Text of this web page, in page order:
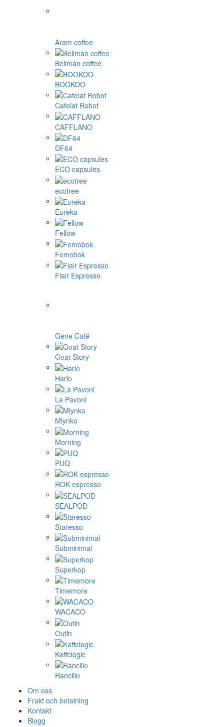
Aram coffee
Bellman coffee
BOOKOO
Cafelat Robot
CAFFLANO
DF64
ECO capsules
ecotree
Eureka
Fellow
Femobok
Flair Espresso
Gene Café
Goat Story
Hario
La Pavoni
Mlynko
Morning
PUQ
ROK espresso
SEALPOD
Staresso
Subminimal
Superkop
Timemore
WACACO
Outin
Kaffelogic
Rancilio
Om oss
Frakt och betalning
Kontakt
Blogg